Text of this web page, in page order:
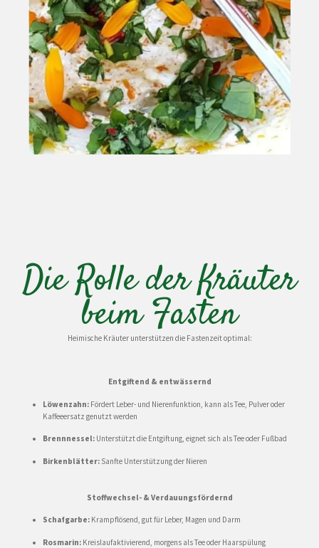
Die Rolle der Kräuter
beim Fasten
Heimische Kräuter unterstützen die Fastenzeit optimal:
Entgiftend & entwässernd
Löwenzahn: Fördert Leber- und Nierenfunktion, kann als Tee, Pulver oder
Kaffeeersatz genutzt werden
Brennnessel: Unterstützt die Entgiftung, eignet sich als Tee oder Fußbad
Birkenblätter: Sanfte Unterstützung der Nieren
Stoffwechsel- & Verdauungsfördernd
Schafgarbe: Krampflösend, gut für Leber, Magen und Darm
Rosmarin: Kreislaufaktivierend, morgens als Tee oder Haarspülung